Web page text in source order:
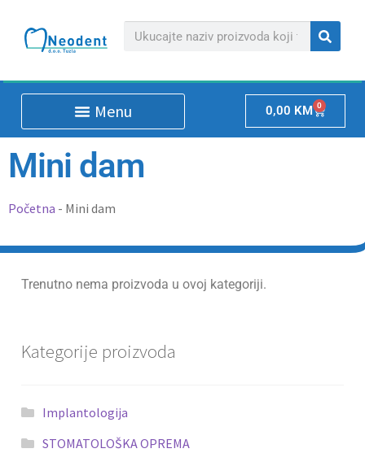
0,00 KM 0
Mini dam
Početna - Mini dam
Trenutno nema proizvoda u ovoj kategoriji.
Kategorije proizvoda
Implantologija
STOMATOLOŠKA OPREMA